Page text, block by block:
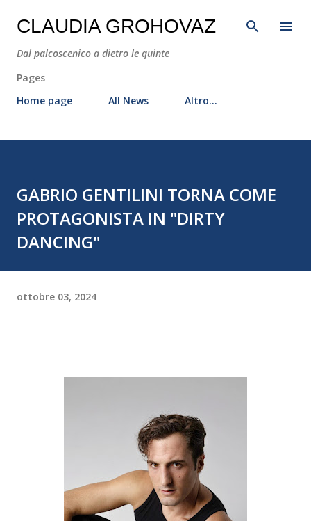
Passa ai contenuti principali
CLAUDIA GROHOVAZ
Dal palcoscenico a dietro le quinte
Pages
Home page
All News Altro…
GABRIO GENTILINI TORNA COME
PROTAGONISTA IN "DIRTY
DANCING"
ottobre 03, 2024